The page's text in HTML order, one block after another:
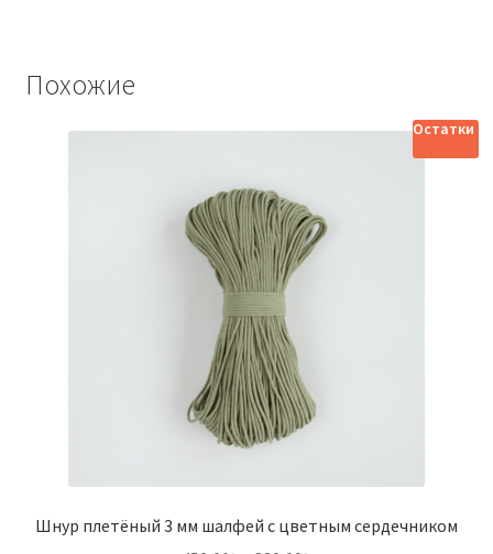
Похожие
Остатки
Шнур плетёный 3 мм шалфей с цветным сердечником